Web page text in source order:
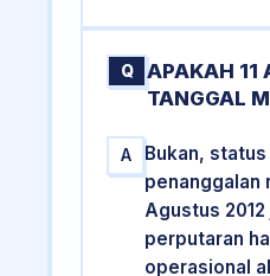
Q
APAKAH 11
TANGGAL
A
Bukan,
penanggalan
Agustus
perputaran
operasional